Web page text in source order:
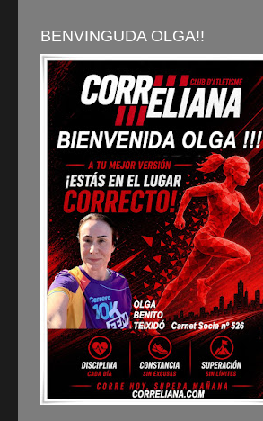
BENVINGUDA OLGA!!